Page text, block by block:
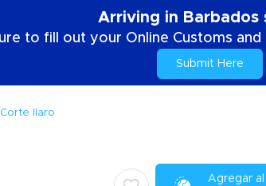
Arriving in Barbados
to fill out your Online Customs
Submit Here
Corte Ilaro
Agregar